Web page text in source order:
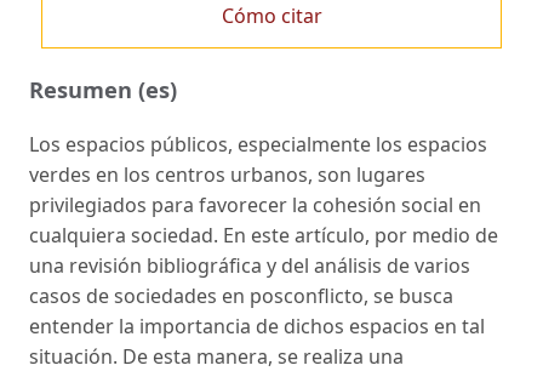
Cómo citar
Resumen (es)
Los espacios públicos, especialmente los espacios
verdes en los centros urbanos, son lugares
privilegiados para favorecer la cohesión social en
cualquiera sociedad. En este artículo, por medio de
una revisión bibliográfica y del análisis de varios
casos de sociedades en posconflicto, se busca
entender la importancia de dichos espacios en tal
situación. De esta manera, se realiza una